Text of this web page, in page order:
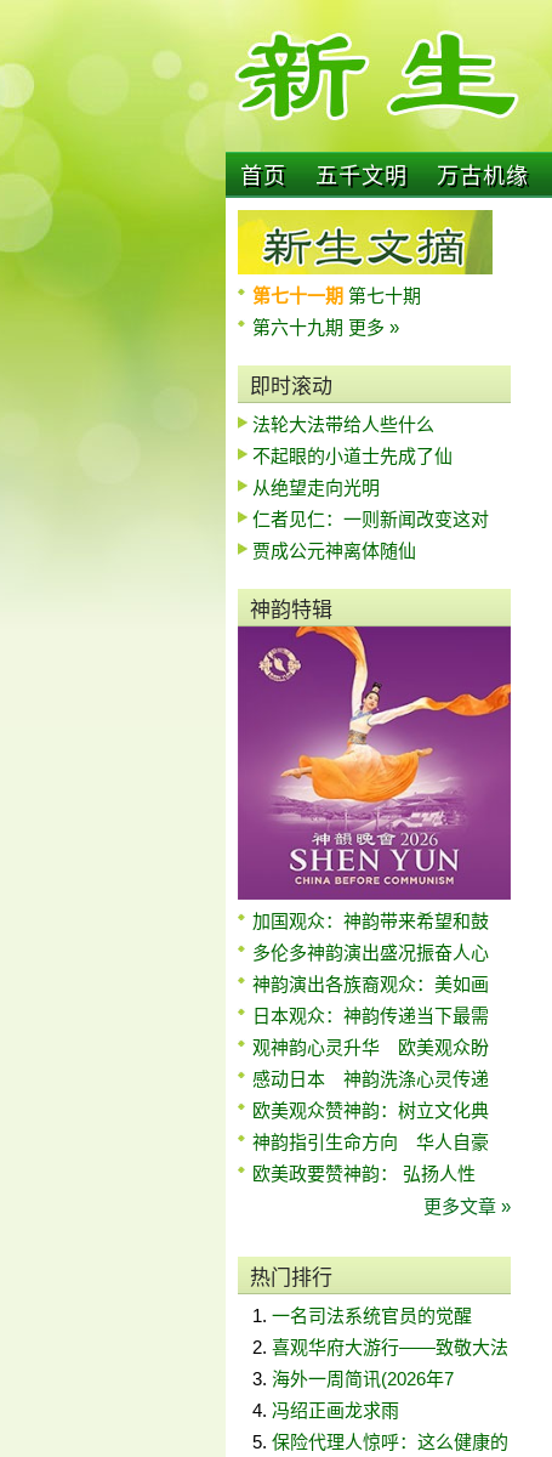
首页 五千文明 万古机缘
第七十一期 第七十期
第六十九期 更多 »
即时滚动
法轮大法带给人些什么
不起眼的小道士先成了仙
从绝望走向光明
仁者见仁：一则新闻改变这对
贾成公元神离体随仙
神韵特辑
加国观众：神韵带来希望和鼓
多伦多神韵演出盛况振奋人心
神韵演出各族裔观众：美如画
日本观众：神韵传递当下最需
观神韵心灵升华 欧美观众盼
感动日本 神韵洗涤心灵传递
欧美观众赞神韵：树立文化典
神韵指引生命方向 华人自豪
欧美政要赞神韵： 弘扬人性
更多文章 »
热门排行
一名司法系统官员的觉醒
喜观华府大游行——致敬大法
海外一周简讯(2026年7
冯绍正画龙求雨
保险代理人惊呼：这么健康的